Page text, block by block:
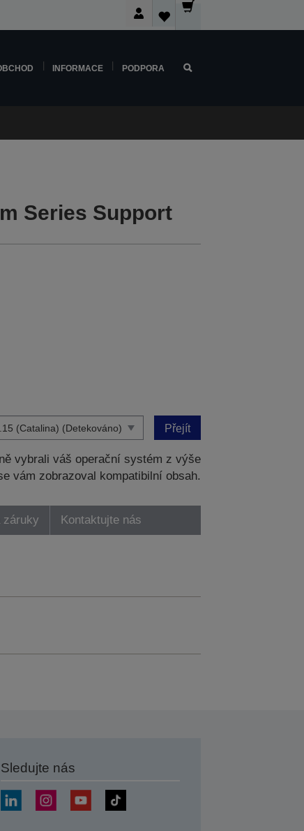
INFORMACE PODPORA
Series Support
Přejít
vybrali váš operační systém z výše
vám zobrazoval kompatibilní obsah.
záruky Kontaktujte nás
Sledujte nás